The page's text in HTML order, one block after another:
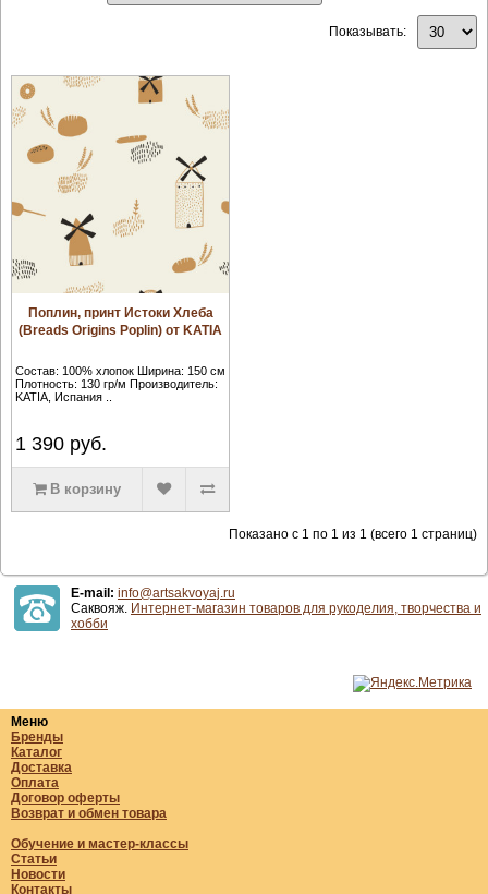
Показывать:
Поплин, принт Истоки Хлеба
(Breads Origins Poplin) от KATIA
Состав: 100% хлопок Ширина: 150 см
Плотность: 130 гр/м Производитель:
KATIA, Испания ..
1 390руб.
В корзину
Показано с 1 по 1 из 1 (всего 1 страниц)
E-mail: info@artsakvoyaj.ru
Саквояж. Интернет-магазин товаров для рукоделия, творчества и
хобби
Меню
Бренды
Каталог
Доставка
Оплата
Договор оферты
Возврат и обмен товара
Обучение и мастер-классы
Статьи
Новости
Контакты